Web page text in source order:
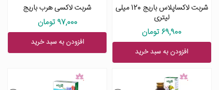
شربت لاکساپلاس باریج 120 میلی
لیتری
69,900 تومان
افزودن به سبد خرید
شربت لاکسی هرب باریج
97,000 تومان
افزودن به سبد خرید